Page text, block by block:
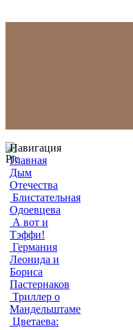
Навигация
Главная
Дым
Отечества
Блистательная
Одоевцева
А вот и
Тэффи!
Германия
Леонида и
Бориса
Пастернаков
Триллер о
Мандельштаме
Цветаева: